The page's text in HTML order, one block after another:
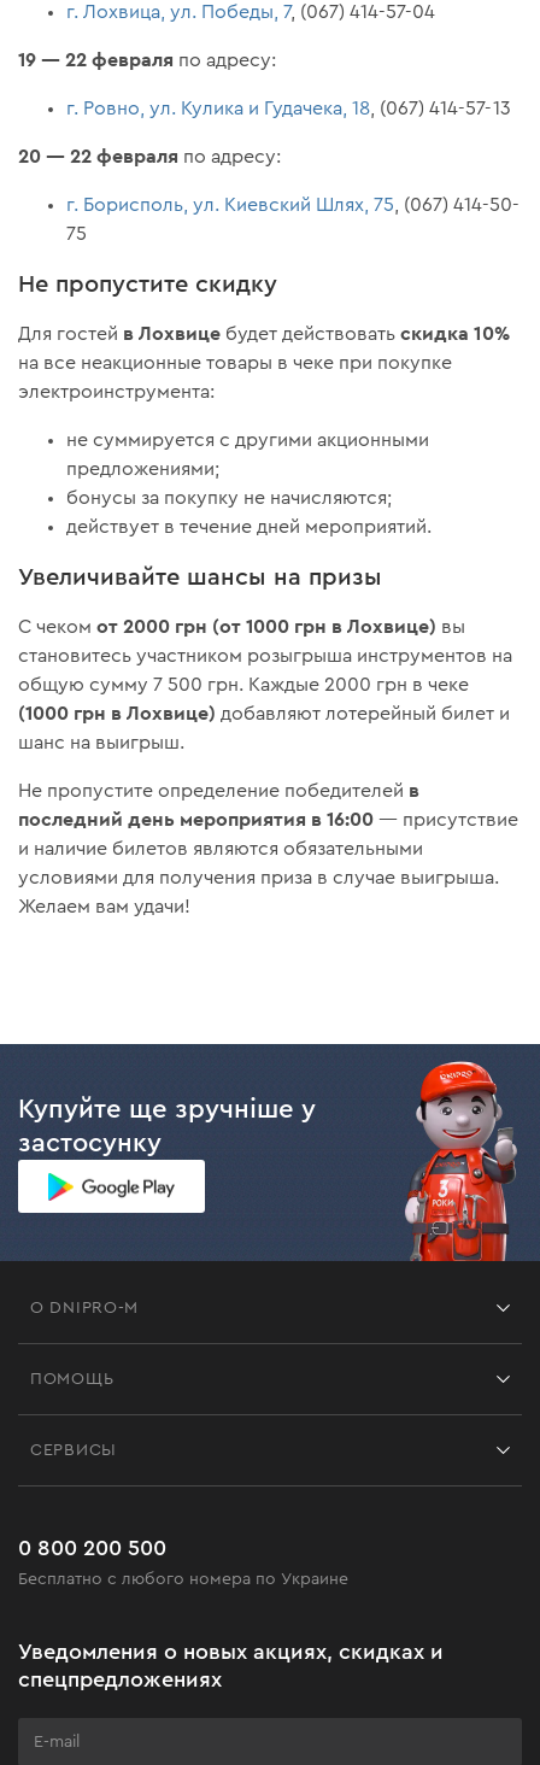
г. Лохвица, ул. Победы, 7, (067) 414-57-04
19 — 22 февраля по адресу:
г. Ровно, ул. Кулика и Гудачека, 18 , (067) 414-57-13
20 — 22 февраля по адресу:
г. Борисполь, ул. Киевский Шлях, 75 , (067) 414-50-
75
Не пропустите скидку
Для гостей в Лохвице будет действоватьскидка 10%
на все неакционные товары в чеке при покупке
электроинструмента:
не суммируется с другими акционными
предложениями;
бонусы за покупку не начисляются;
действует в течение дней мероприятий.
Увеличивайте шансы на призы
С чекомот 2000 грн (от 1000 грн в Лохвице) вы
становитесь участником розыгрыша инструментов на
общую сумму 7 500 грн. Каждые 2000 грн в чеке
(1000 грн в Лохвице) добавляют лотерейный билет и
шанс на выигрыш.
Не пропустите определение победителей в
последний день мероприятия в 16:00— присутствие
и наличие билетов являются обязательными
условиями для получения приза в случае выигрыша.
Желаем вам удачи!
Купуйте ще зручніше у
застосунку
О DNIPRO-M
Черная пятница
Клуб мастерства
ПОМОЩЬ
Часто задаваемые вопросы
СЕРВИСЫ
0 800 200 500
Бесплатно с любого номера по Украине
Уведомления о новых акциях, скидках и
спецпредложениях